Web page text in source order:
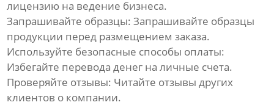
лицензию на ведение бизнеса.
Запрашивайте образцы: Запрашивайте образцы
продукции перед размещением заказа.
Используйте безопасные способы оплаты:
Избегайте перевода денег на личные счета.
Проверяйте отзывы: Читайте отзывы других
клиентов о компании.